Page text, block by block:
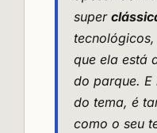
super
que ela está
do parque. E
do tema, é
como o seu